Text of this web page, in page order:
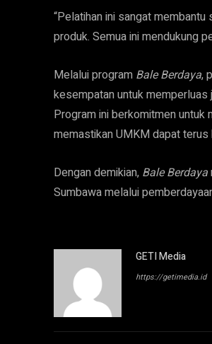
“Pelatihan ini sangat
produk. Semua ini mendukung
Melalui program Bale Berdaya,
kesempatan untuk memperluas
Program ini berkomitmen untuk
memastikan UMKM dapat
Dengan demikian, Bale Berdaya
Sumbawa melalui
GETI Media
https://getimedia.id